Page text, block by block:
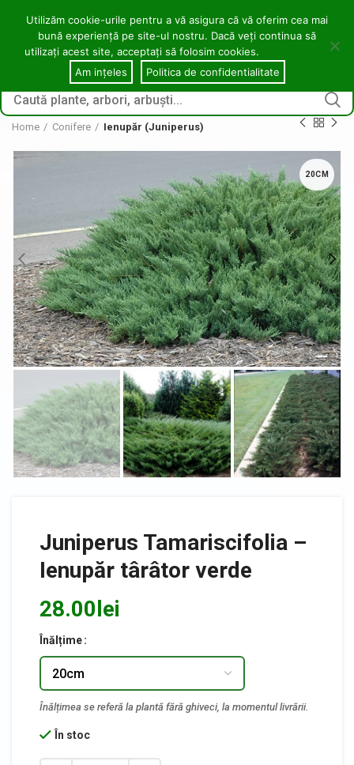
contact@copacei.ro 0746 772 559 Aleea Freziilor, Zalău
0 CONECTARE /
Home Conifere Ienupăr (Juniperus)
20CM
Juniperus Tamariscifolia –
Ienupăr târâtor verde
28.00lei
Înălțime
În stoc
Utilizăm cookie-urile pentru a vă asigura că vă oferim cea mai
bună experiență pe site-ul nostru. Dacă veți continua să
utilizați acest site, acceptați să folosim cookies.
Am ințeles
Politica de confidentialitate